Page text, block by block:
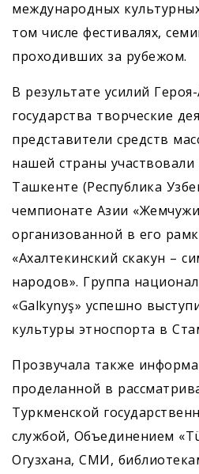
международных
том числе фестивалях,
проходивших за рубежом.
В результате усилий
государства творческие
представители средств
нашей страны
Ташкенте (Республика
чемпионате Азии
организованной в его
«Ахалтекинский скакун –
народов». Группа
«Galkynyş» успешно
культуры этноспорта в
Прозвучала также
проделанной в
Туркменской
службой, Объединением
Огузхана, СМИ,